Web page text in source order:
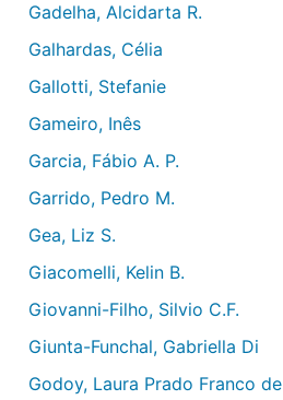
Gadelha, Alcidarta R.
Galhardas, Célia
Gallotti, Stefanie
Gameiro, Inês
Garcia, Fábio A. P.
Garrido, Pedro M.
Gea, Liz S.
Giacomelli, Kelin B.
Giovanni-Filho, Silvio C.F.
Giunta-Funchal, Gabriella Di
Godoy, Laura Prado Franco de